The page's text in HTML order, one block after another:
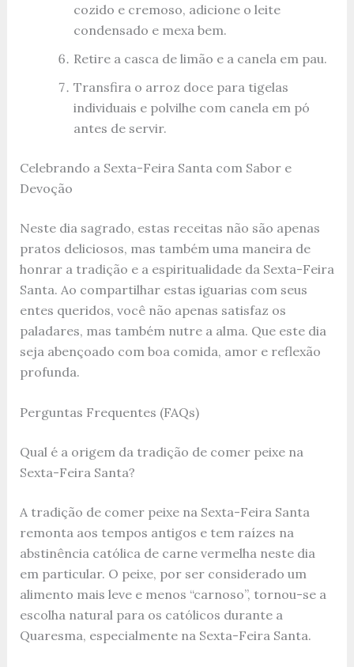
cozido e cremoso, adicione o leite
condensado e mexa bem.
Retire a casca de limão e a canela em pau.
Transfira o arroz doce para tigelas
individuais e polvilhe com canela em pó
antes de servir.
Celebrando a Sexta-Feira Santa com Sabor e
Devoção
Neste dia sagrado, estas receitas não são apenas
pratos deliciosos, mas também uma maneira de
honrar a tradição e a espiritualidade da Sexta-Feira
Santa. Ao compartilhar estas iguarias com seus
entes queridos, você não apenas satisfaz os
paladares, mas também nutre a alma. Que este dia
seja abençoado com boa comida, amor e reflexão
profunda.
Perguntas Frequentes (FAQs)
Qual é a origem da tradição de comer peixe na
Sexta-Feira Santa?
A tradição de comer peixe na Sexta-Feira Santa
remonta aos tempos antigos e tem raízes na
abstinência católica de carne vermelha neste dia
em particular. O peixe, por ser considerado um
alimento mais leve e menos “carnoso”, tornou-se a
escolha natural para os católicos durante a
Quaresma, especialmente na Sexta-Feira Santa.